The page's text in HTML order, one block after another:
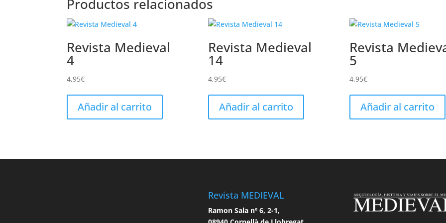
Productos relacionados
Revista Medieval
4
4,95€
Añadir al carrito
Revista Medieval
14
4,95€
Añadir al carrito
Revista
5
4,95€
Añadir al carrito
Revista MEDIEVAL
Ramon Sala nº 6, 2-1,